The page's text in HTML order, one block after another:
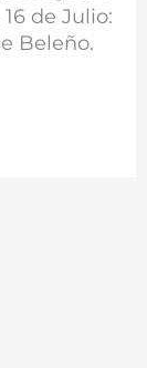
de Julio:
Beleño.